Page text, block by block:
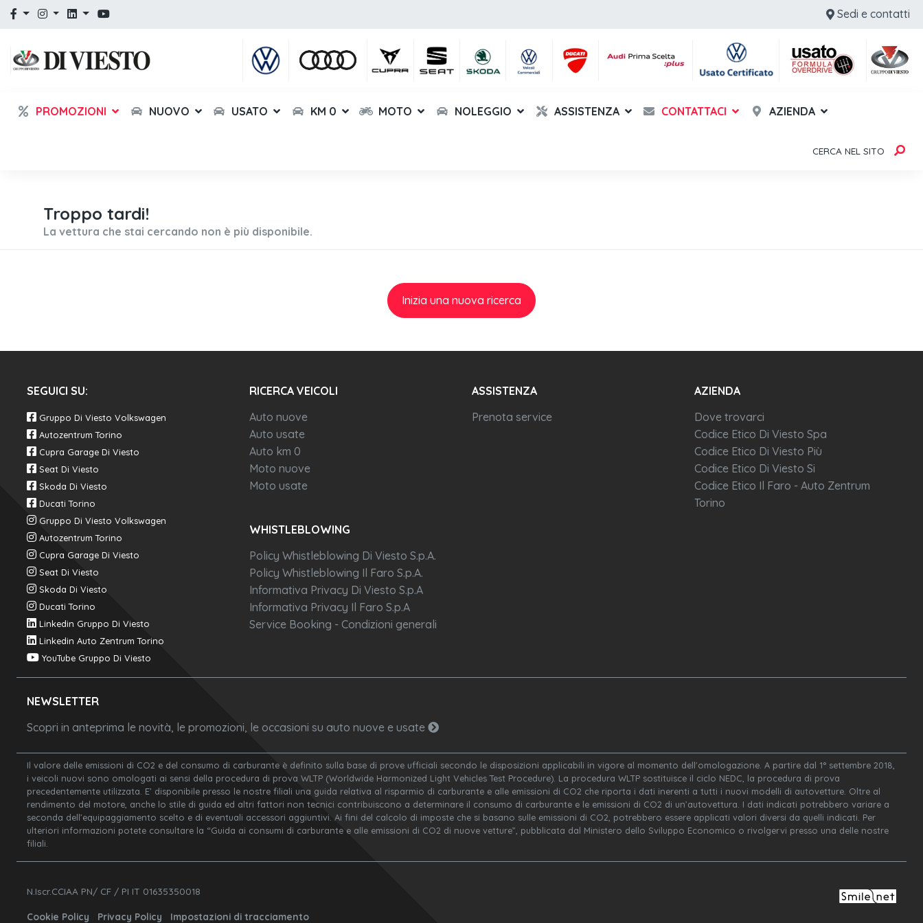
Sedi e contatti
PROMOZIONI NUOVO USATO KM 0 MOTO NOLEGGIO ASSISTENZA CONTATTACI AZIENDA
CERCA NEL SITO
Troppo tardi!
La vettura che stai cercando non è più disponibile.
Inizia una nuova ricerca
SEGUICI SU:
Gruppo Di Viesto Volkswagen
Autozentrum Torino
Cupra Garage Di Viesto
Seat Di Viesto
Skoda Di Viesto
Ducati Torino
Gruppo Di Viesto Volkswagen
Autozentrum Torino
Cupra Garage Di Viesto
Seat Di Viesto
Skoda Di Viesto
Ducati Torino
Linkedin Gruppo Di Viesto
Linkedin Auto Zentrum Torino
YouTube Gruppo Di Viesto
RICERCA VEICOLI
Auto nuove
Auto usate
Auto km 0
Moto nuove
Moto usate
ASSISTENZA
Prenota service
AZIENDA
Dove trovarci
Codice Etico Di Viesto Spa
Codice Etico Di Viesto Più
Codice Etico Di Viesto Si
Codice Etico Il Faro - Auto Zentrum
Torino
WHISTLEBLOWING
Policy Whistleblowing Di Viesto S.p.A.
Policy Whistleblowing Il Faro S.p.A.
Informativa Privacy Di Viesto S.p.A
Informativa Privacy Il Faro S.p.A
Service Booking - Condizioni generali
NEWSLETTER
Scopri in anteprima le novità, le promozioni, le occasioni su auto nuove e usate
Il valore delle emissioni di CO2 e del consumo di carburante è definito sulla base di prove ufficiali secondo le disposizioni applicabili in vigore al momento dell'omologazione. A partire dal 1° settembre 2018,
i veicoli nuovi sono omologati ai sensi della procedura di prova WLTP (Worldwide Harmonized Light Vehicles Test Procedure). La procedura WLTP sostituisce il ciclo NEDC, la procedura di prova
precedentemente utilizzata. E’ disponibile presso le nostre filiali una guida relativa al risparmio di carburante e alle emissioni di CO2 che riporta i dati inerenti a tutti i nuovi modelli di autovetture. Oltre al
rendimento del motore, anche lo stile di guida ed altri fattori non tecnici contribuiscono a determinare il consumo di carburante e le emissioni di CO2 di un’autovettura. I dati indicati potrebbero variare a
seconda dell’equipaggiamento scelto e di eventuali accessori aggiuntivi. Ai fini del calcolo di imposte che si basano sulle emissioni di CO2, potrebbero essere applicati valori diversi da quelli indicati. Per
ulteriori informazioni potete consultare la “Guida ai consumi di carburante e alle emissioni di CO2 di nuove vetture”, pubblicata dal Ministero dello Sviluppo Economico o rivolgervi presso una delle nostre
filiali.
N.Iscr.CCIAA PN/ CF / PI IT 01635350018
Cookie Policy Privacy Policy Impostazioni di tracciamento